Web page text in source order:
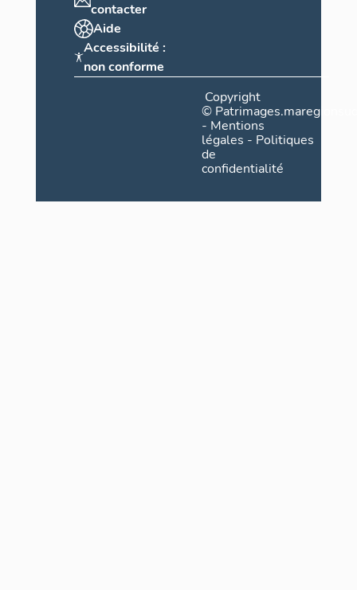
contacter
Aide
Accessibilité :
non conforme
Copyright
©
- Mentions
légales - Politiques
de
confidentialité